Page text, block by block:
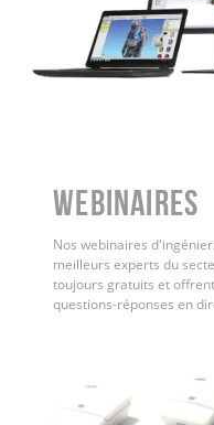
WEBINAIRES
Nos webinaires
meilleurs experts du
toujours gratuits et
questions-réponses en